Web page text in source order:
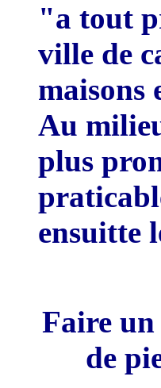
"a tout
ville de
maisons
Au
plus p
ensuitte
Faire un
de